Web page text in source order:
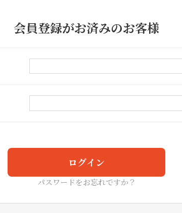
会員登録がお済みのお客様
ログイン
パスワードをお忘れですか？